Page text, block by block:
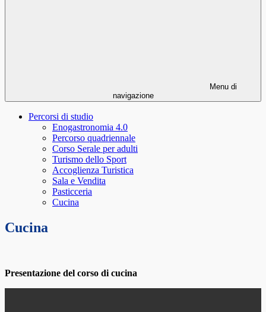
Menu di
navigazione
Percorsi di studio
Enogastronomia 4.0
Percorso quadriennale
Corso Serale per adulti
Turismo dello Sport
Accoglienza Turistica
Sala e Vendita
Pasticceria
Cucina
Cucina
Presentazione del corso di cucina